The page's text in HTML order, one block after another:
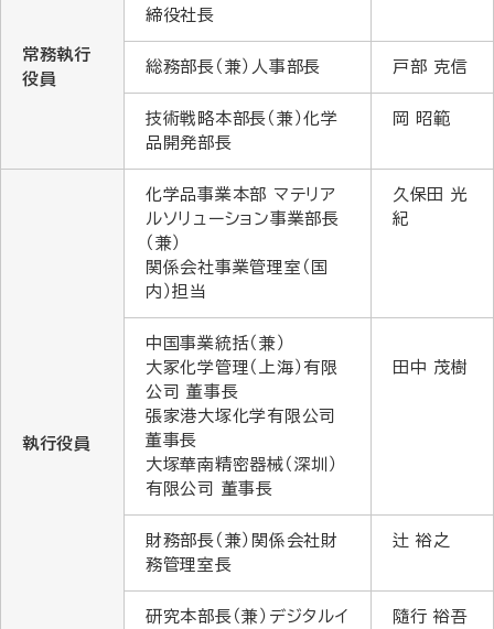
常務執行
役員
締役社長
総務部長（兼）人事部長 戸部 克信
技術戦略本部長（兼）化学
品開発部長
岡 昭範
執行役員
化学品事業本部 マテリア
ルソリューション事業部長
（兼）
関係会社事業管理室（国
内）担当
久保田 光
紀
中国事業統括（兼）
大冢化学管理（上海）有限
公司
董事長
張家港大塚化学有限公司
董事長
大塚華南精密器械（深圳）
有限公司 董事長
田中 茂樹
財務部長（兼）関係会社財
務管理室長
辻 裕之
研究本部長（兼）デジタルイ
隨行 裕吾